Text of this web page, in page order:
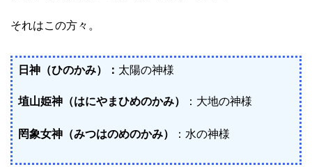
それはこの方々。
日神（ひのかみ）： 太陽の神様
埴山姫神（はにやまひめのかみ） ：大地の神様
罔象女神（みつはのめのかみ） ：水の神様